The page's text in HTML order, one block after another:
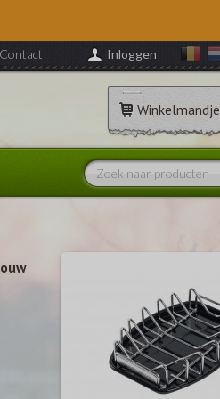
Contact Inloggen
Winkelmandje